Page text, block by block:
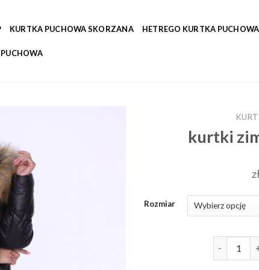
KURTKA PUCHOWA SKORZANA HETREGO KURTKA PUCHOWA
kurtki
Rozmiar